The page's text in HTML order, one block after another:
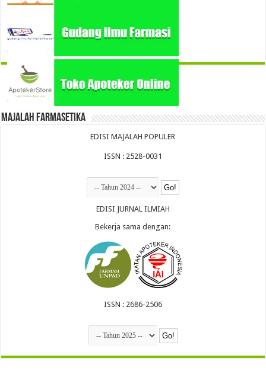
Majalah Farmasetika
EDISI MAJALAH POPULER
ISSN : 2528-0031
EDISI JURNAL ILMIAH
Bekerja sama dengan:
ISSN : 2686-2506